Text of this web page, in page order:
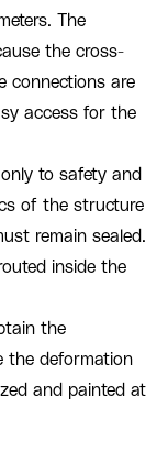
The
the cross-
connections are
access for the
to safety and
of the structure
remain sealed.
inside the
the
the deformation
and painted at